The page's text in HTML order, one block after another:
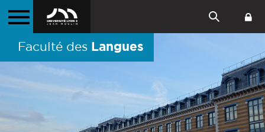
Faculté des Langues